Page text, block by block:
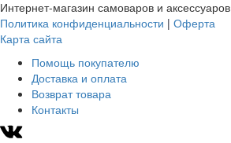
Интернет-магазин самоваров и аксессуаров
Политика конфиденциальности | Оферта
Карта сайта
Помощь покупателю
Доставка и оплата
Возврат товара
Контакты